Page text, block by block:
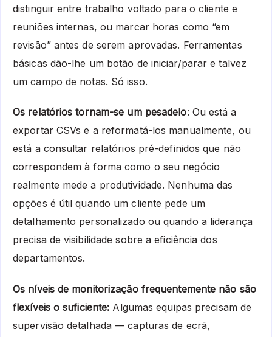
distinguir entre trabalho voltado para o cliente e
reuniões internas, ou marcar horas como “em
revisão” antes de serem aprovadas. Ferramentas
básicas dão-lhe um botão de iniciar/parar e talvez
um campo de notas. Só isso.
Os relatórios tornam-se um pesadelo: Ou está a
exportar CSVs e a reformatá-los manualmente, ou
está a consultar relatórios pré-definidos que não
correspondem à forma como o seu negócio
realmente mede a produtividade. Nenhuma das
opções é útil quando um cliente pede um
detalhamento personalizado ou quando a liderança
precisa de visibilidade sobre a eficiência dos
departamentos.
Os níveis de monitorização frequentemente não são
flexíveis o suficiente: Algumas equipas precisam de
supervisão detalhada — capturas de ecrã,